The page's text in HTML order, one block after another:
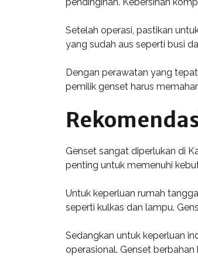
Setelah operasi, pastikan
yang sudah aus seperti busi
Dengan perawatan yang
pemilik genset harus
Genset sangat diperlukan di
penting untuk memenuhi
Untuk keperluan rumah
seperti kulkas dan lampu.
Sedangkan untuk keperluan
operasional. Genset